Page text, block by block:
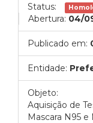
Status:
Abertura: 04/
Publicado em:
Entidade:
Objeto:
Aquisição de
Mascara N95